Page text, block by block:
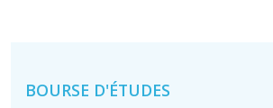
BOURSE D'ÉTUDES